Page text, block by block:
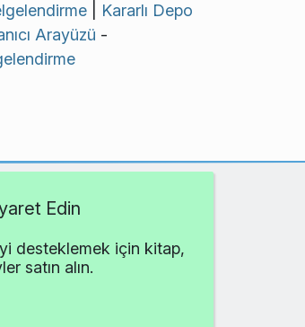
|
Kararlı Depo
Arayüzü -
Edin
desteklemek için kitap,
satın alın.